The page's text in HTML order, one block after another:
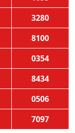
3280
8100
0354
8434
0506
7097